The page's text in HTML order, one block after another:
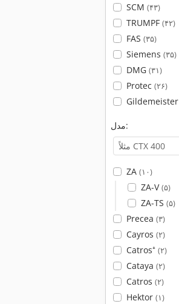
SCM (۴۳)
TRUMPF (۴۲)
FAS (۳۵)
Siemens (۳۵)
DMG (۳۱)
Protec (۲۶)
Gildemeister
مدل:
ZA (۱۰)
ZA-V(۵)
ZA-TS (۵)
Precea (۳)
Cayros (۲)
Catros⁺ (۲)
Cataya (۲)
Catros (۲)
Hektor (۱)